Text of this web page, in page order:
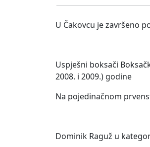
U Čakovcu je završeno
Uspješni boksači
2008. i 2009.) godine
Na pojedinačnom
Dominik Raguž u